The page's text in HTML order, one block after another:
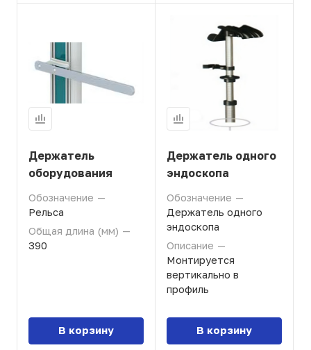
Держатель
оборудования
Обозначение —
Рельса
Общая длина (мм) —
390
В корзину
Держатель одного
эндоскопа
Обозначение —
Держатель одного
эндоскопа
Описание —
Монтируется
вертикально в
профиль
В корзину